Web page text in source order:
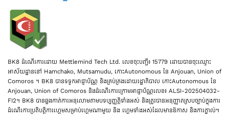
BK8 ដំណើរការដោយ Mettlemind Tech Ltd. លេខចុះបញ្ជី៖ 15779 ដោយបានចុះឈ្មោះ
អាស័យដ្ឋាននៅ Hamchako, Mutsamudu, កោះAutonomous នៃ Anjouan, Union of
Comoros ។ BK8 បានទទួកអាជ្ញាប័ណ្ណ និងគ្រប់គ្រងដោយរដ្ឋាភិបាល កោះAutonomous នៃ
Anjouan, Union of Comoros និងដំណើរការក្រោមអាជ្ញាប័ណ្ណលេខ៖ ALSI-202504032-
FI2។ BK8 បានឆ្លងកាត់ការអនុលោមតាមបទប្បញ្ញត្តិទាំងអស់ និងត្រូវបានអនុញ្ញាតស្របច្បាប់ក្នុងការ
ដំណើរការប្រតិបត្តិការហ្គេមសម្រាប់ហ្គេមណាមួយ និង ហ្គេមទាំងអស់ដែលមានឱកាស និងការភ្នាល់។